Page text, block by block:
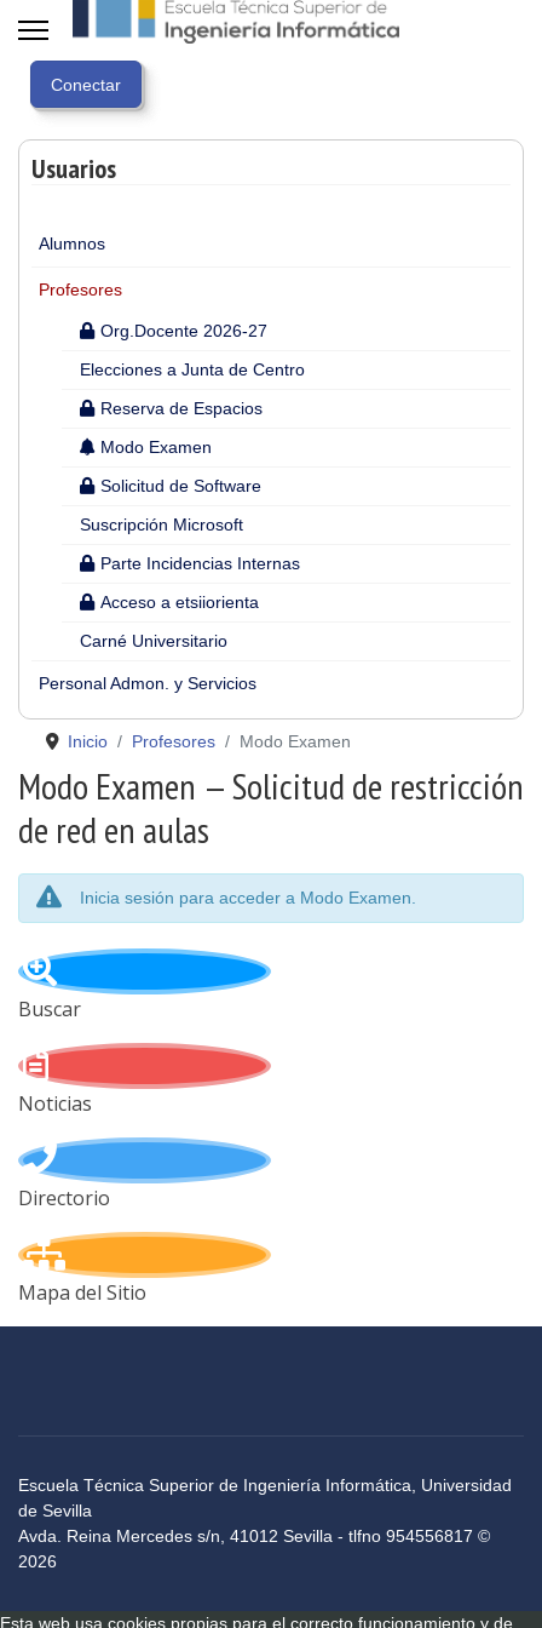
Usuarios
Alumnos
Profesores
Org.Docente 2026-27
Elecciones a Junta de Centro
Reserva de Espacios
Modo Examen
Solicitud de Software
Suscripción Microsoft
Parte Incidencias Internas
Acceso a etsiiorienta
Carné Universitario
Personal Admon. y Servicios
Inicio Profesores Modo Examen
Modo Examen — Solicitud de restricción
de red en aulas
Inicia sesión para acceder a Modo Examen.
Buscar
Noticias
Directorio
Mapa del Sitio
Escuela Técnica Superior de Ingeniería Informática, Universidad
de Sevilla
Avda. Reina Mercedes s/n, 41012 Sevilla - tlfno 954556817 ©
2026
Esta web usa cookies propias para el correcto funcionamiento y de